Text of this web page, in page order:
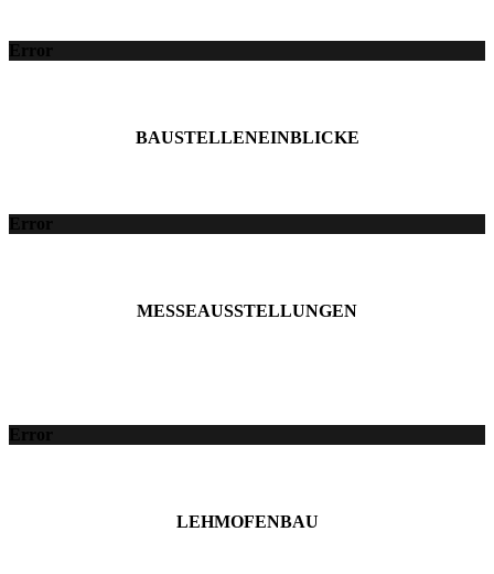
Error
BAUSTELLENEINBLICKE
Error
MESSEAUSSTELLUNGEN
Error
LEHMOFENBAU